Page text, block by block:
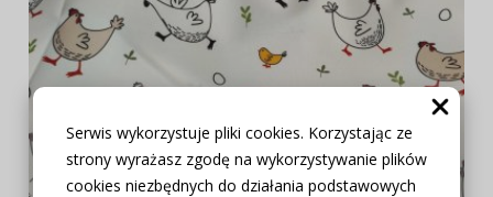
Serwis wykorzystuje pliki cookies. Korzystając ze
strony wyrażasz zgodę na wykorzystywanie plików
cookies niezbędnych do działania podstawowych